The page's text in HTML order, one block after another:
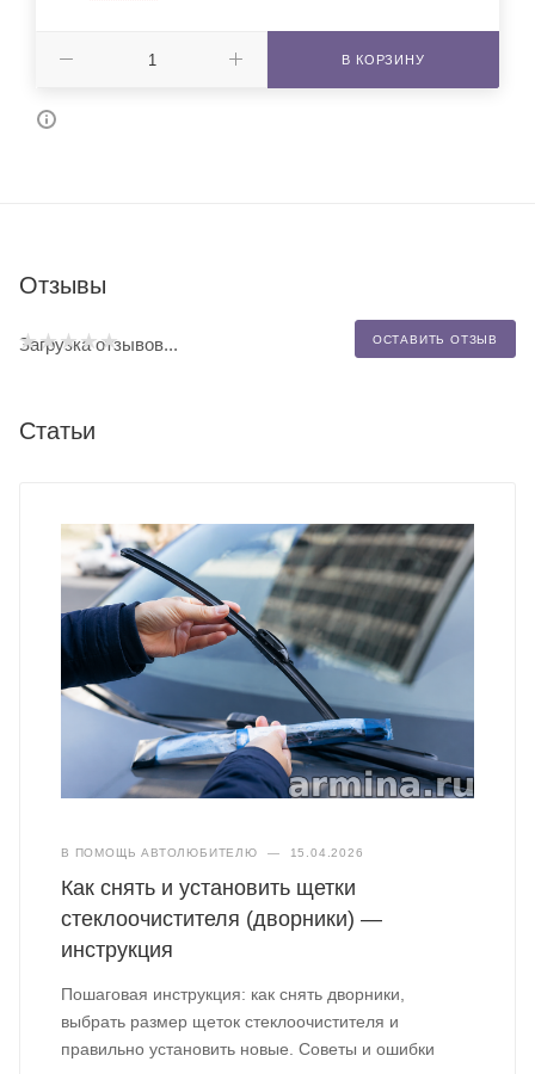
В КОРЗИНУ
Отзывы
ОСТАВИТЬ ОТЗЫВ
Загрузка отзывов...
Статьи
В ПОМОЩЬ АВТОЛЮБИТЕЛЮ — 15.04.2026
Как снять и установить щетки
стеклоочистителя (дворники) —
инструкция
Пошаговая инструкция: как снять дворники,
выбрать размер щеток стеклоочистителя и
правильно установить новые. Советы и ошибки